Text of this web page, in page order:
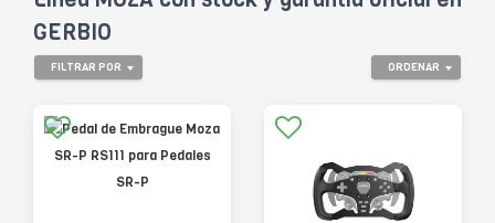
GERBIO
ORDENAR
FILTRAR POR